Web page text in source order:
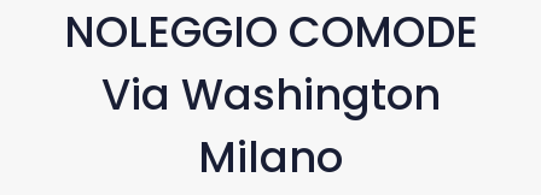
NOLEGGIO COMODE
Via Washington
Milano